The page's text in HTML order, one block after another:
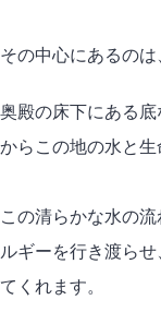
その中心にあるのは
奥殿の床下にある
からこの地の水と生
この清らかな水の
ルギーを行き渡ら
てくれます。